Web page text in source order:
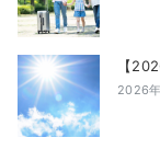
【
2026